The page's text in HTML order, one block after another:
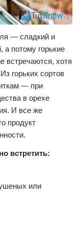
— сладкий и
а потому горькие
встречаются, хотя
горьких сортов
— при
в орехе
И все же
продукт
встретить:
или